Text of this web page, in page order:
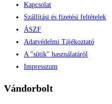
Kapcsolat
Szállítási és fizetési feltételek
ÁSZF
Adatvédelmi Tájékoztató
A "sütik" használatáról
Impresszum
Vándorbolt